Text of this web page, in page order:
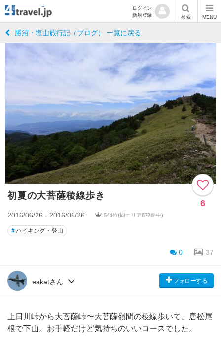
ログイン
新規登録
検索 MENU
勝沼・塩山旅行記（ブログ） 一覧に戻る
初夏の大菩薩稜線歩き
6
2016/06/26 - 2016/06/26 544位(同エリア872件中)
#ハイキング・登山
0 37
eakatさん フォローする
上日川峠から大菩薩峠〜大菩薩嶺間の稜線歩いて、唐松尾
根で下山。お手軽だけど気持ちのいいコースでした。